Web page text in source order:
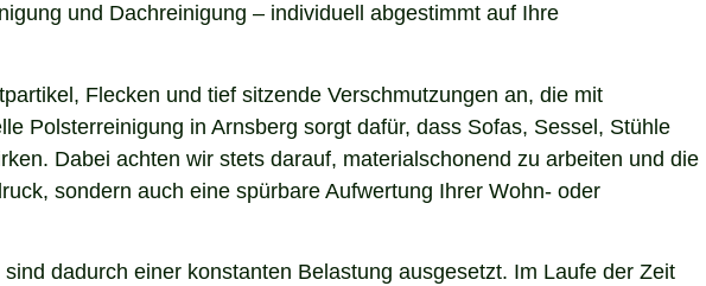
und Dachreinigung – individuell abgestimmt auf Ihre
Flecken und tief sitzende Verschmutzungen an, die mit
Polsterreinigung in Arnsberg sorgt dafür, dass Sofas, Sessel, Stühle
Dabei achten wir stets darauf, materialschonend zu arbeiten und die
sondern auch eine spürbare Aufwertung Ihrer Wohn- oder
dadurch einer konstanten Belastung ausgesetzt. Im Laufe der Zeit